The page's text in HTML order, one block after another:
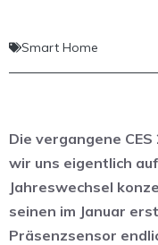
Smart Home
Die vergangene
wir uns eigentlich
Jahreswechsel
seinen im Januar
Präsenzsensor